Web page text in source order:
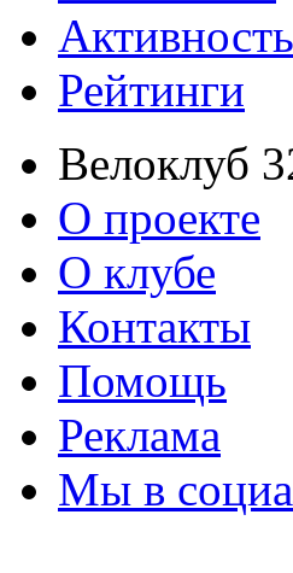
Активность
Рейтинги
Велоклуб
О проекте
О клубе
Контакты
Помощь
Реклама
Мы в